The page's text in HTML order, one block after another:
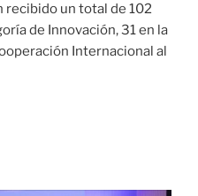
recibido un total de 102
de Innovación, 31 en la
Internacional al